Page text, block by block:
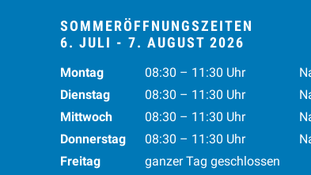
SOMMERÖFFNUNGSZEITEN
6. JULI - 7. AUGUST 2026
Wochentag Vormittag Nachmittag
Montag 08:30 – 11:30 Uhr
Dienstag 08:30 – 11:30 Uhr
Mittwoch 08:30 – 11:30 Uhr
Donnerstag 08:30 – 11:30 Uhr
Freitag ganzer Tag geschlossen